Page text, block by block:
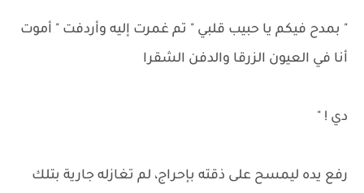
" بمدح فيكم يا حبيب قلبي " تم غمرت إليه وأردفت " أموت
أنا في العيون الزرقا والدفن الشقرا
دي ! "
رفع يده ليمسح على ذقته بإحراج، لم تغازله جارية بتلك